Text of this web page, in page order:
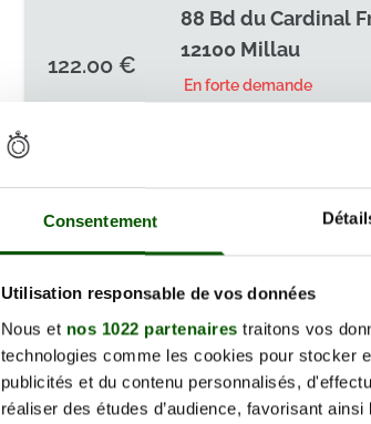
Consentement
Utilisation responsable de vos données
Nous et nos 1022 partenaires traitons vos
technologies comme les cookies pour stocker
publicités et du contenu personnalisés,
réaliser des études d’audience, favorisant
122.00 €
88 Bd du Cardinal
12100 Millau
En forte demande
122.00 €
122.00 €
88 Bd du Cardinal
12100 Millau
En forte demande